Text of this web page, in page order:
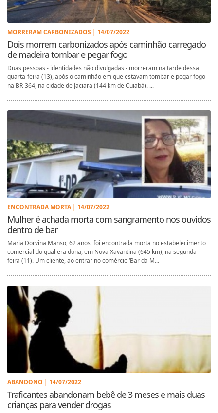
MORRERAM CARBONIZADOS | 14/07/2022
Dois morrem carbonizados após caminhão carregado
de madeira tombar e pegar fogo
Duas pessoas - identidades não divulgadas - morreram na tarde dessa
quarta-feira (13), após o caminhão em que estavam tombar e pegar fogo
na BR-364, na cidade de Jaciara (144 km de Cuiabá). ...
ENCONTRADA MORTA | 14/07/2022
Mulher é achada morta com sangramento nos ouvidos
dentro de bar
Maria Dorvina Manso, 62 anos, foi encontrada morta no estabelecimento
comercial do qual era dona, em Nova Xavantina (645 km), na segunda-
feira (11). Um cliente, ao entrar no comércio ‘Bar da M...
ABANDONO | 14/07/2022
Traficantes abandonam bebê de 3 meses e mais duas
crianças para vender drogas